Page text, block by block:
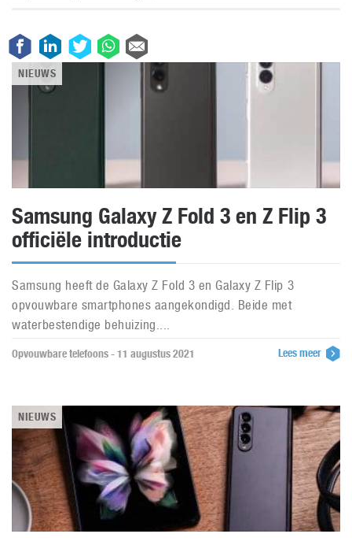
NIEUWS
Samsung Galaxy Z Fold 3 en Z Flip 3
officiële introductie
Samsung heeft de Galaxy Z Fold 3 en Galaxy Z Flip 3
opvouwbare smartphones aangekondigd. Beide met
waterbestendige behuizing....
Opvouwbare telefoons - 11 augustus 2021 Lees meer
NIEUWS